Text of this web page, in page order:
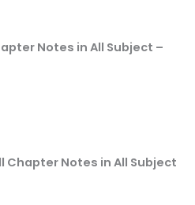
Notes in All Subject –
Chapter Notes in All Subject